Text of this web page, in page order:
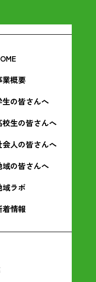
業概要
生の皆さんへ
校生の皆さんへ
会人の皆さんへ
域の皆さんへ
域ラボ
着情報